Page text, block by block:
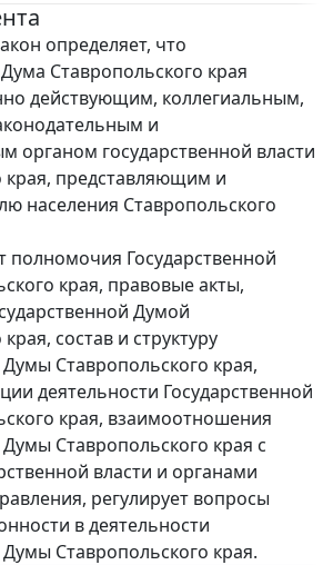
определяет, что
Ставропольского края
действующим, коллегиальным,
и
органом государственной власти
края, представляющим и
населения Ставропольского
полномочия Государственной
края, правовые акты,
Думой
состав и структуру
Ставропольского края,
деятельности Государственной
края, взаимоотношения
Стaвpoпoльcкoгo края с
власти и органами
регулирует вопросы
в деятельности
Ставропольского края.